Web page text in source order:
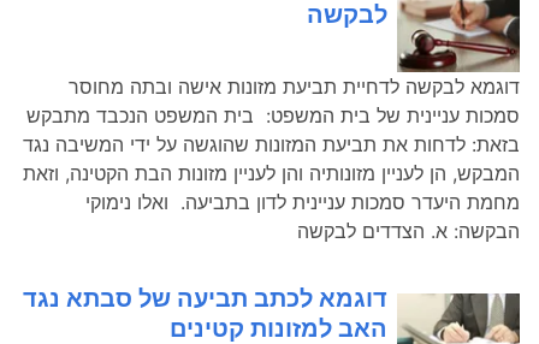
לבקשה
דוגמא לבקשה לדחיית תביעת מזונות אישה ובתה מחוסר
סמכות עניינית של בית המשפט: בית המשפט הנכבד מתבקש
בזאת: לדחות את תביעת המזונות שהוגשה על ידי המשיבה נגד
המבקש, הן לעניין מזונותיה והן לעניין מזונות הבת הקטינה, וזאת
מחמת היעדר סמכות עניינית לדון בתביעה. ואלו נימוקי
הבקשה: א. הצדדים לבקשה
דוגמא לכתב תביעה של סבתא נגד
האב למזונות קטינים